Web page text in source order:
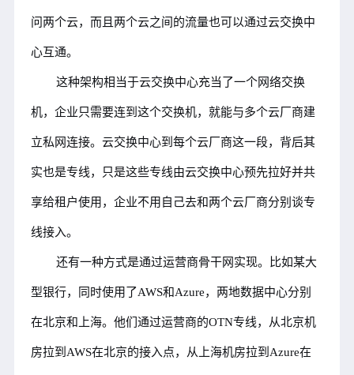
问两个云，而且两个云之间的流量也可以通过云交换中
心互通。
这种架构相当于云交换中心充当了一个网络交换
机，企业只需要连到这个交换机，就能与多个云厂商建
立私网连接。云交换中心到每个云厂商这一段，背后其
实也是专线，只是这些专线由云交换中心预先拉好并共
享给租户使用，企业不用自己去和两个云厂商分别谈专
线接入。
还有一种方式是通过运营商骨干网实现。比如某大
型银行，同时使用了AWS和Azure，两地数据中心分别
在北京和上海。他们通过运营商的OTN专线，从北京机
房拉到AWS在北京的接入点，从上海机房拉到Azure在